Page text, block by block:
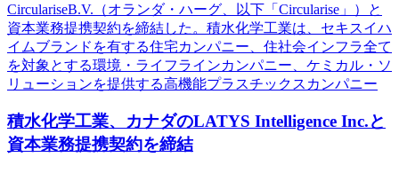
CirculariseB.V.（オランダ・ハーグ、以下「Circularise」）と
資本業務提携契約を締結した。積水化学工業は、セキスイハ
イムブランドを有する住宅カンパニー、住社会インフラ全て
を対象とする環境・ライフラインカンパニー、ケミカル・ソ
リューションを提供する高機能プラスチックスカンパニー
積水化学工業、カナダのLATYS Intelligence Inc.と
資本業務提携契約を締結